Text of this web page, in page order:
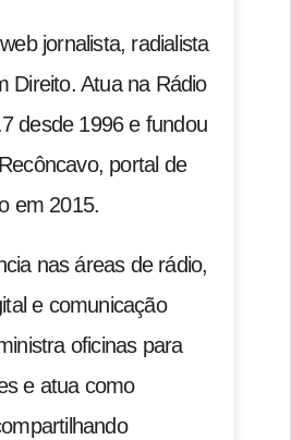
jornalista, radialista
Direito. Atua na Rádio
desde 1996 e fundou
portal de
em 2015.
nas áreas de rádio,
e comunicação
oficinas para
e atua como